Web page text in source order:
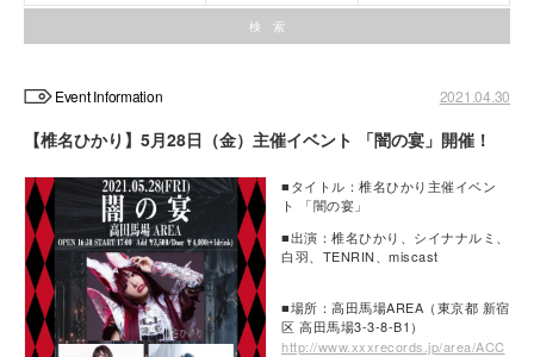
Event Information 2021.04.30
【椎名ひかり】5月28日（金）主催イベント 「闇の宴」開催！
■タイトル：椎名ひかり主催イベン
ト 「闇の宴」
■出演：椎名ひかり、シイナナルミ、
白羽、TENRIN、miscast
■場所：高田馬場AREA（東京都 新宿
区 高田馬場3-3-8-B1）
http://www.xxxrecords.jp/area/ACC